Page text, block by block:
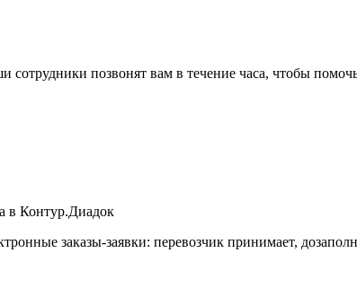
позвонят вам в течение часа, чтобы
в Контур.Диадок
заказы-заявки: перевозчик принимает,